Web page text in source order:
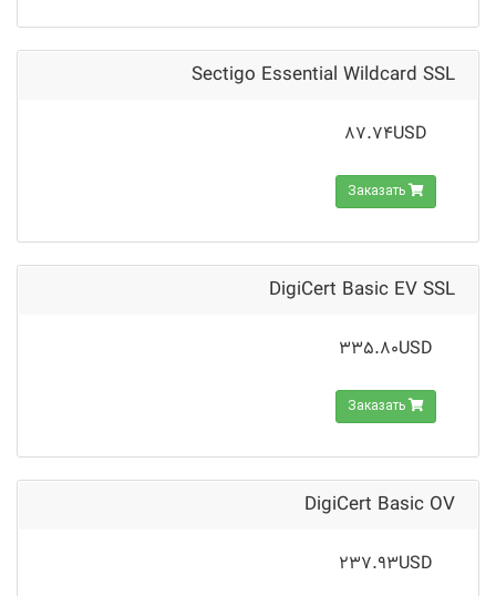
Sectigo Essential Wildcard SSL
87.74USD
Заказать
DigiCert Basic EV SSL
335.80USD
Заказать
DigiCert Basic OV
237.93USD